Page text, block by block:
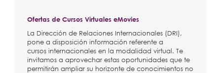
Ofertas de Cursos Virtuales eMovies
La Dirección de Relaciones Internacionales (DRI),
pone a disposición información referente a
cursos internacionales en la modalidad virtual. Te
invitamos a aprovechar estas oportunidades que te
permitirán ampliar su horizonte de conocimientos no